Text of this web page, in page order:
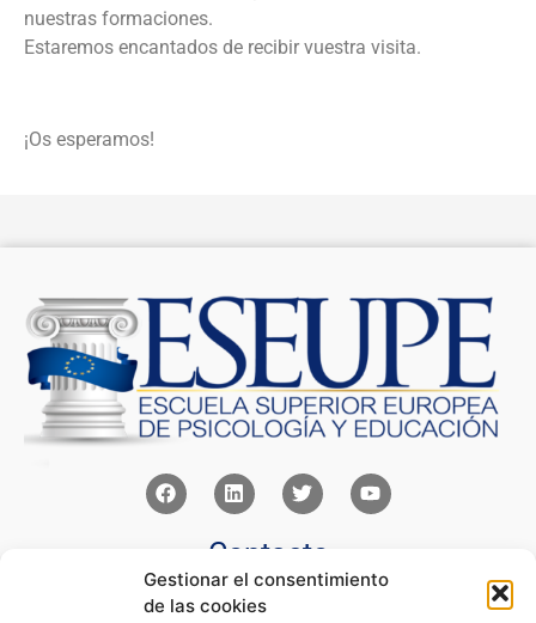
Gestionar el consentimiento
de las cookies
nuestras formaciones.
Estaremos encantados de recibir vuestra visita.
¡Os esperamos!
Contacto
Av Juan XXIII 15b Pozuelo de Alarcón – Madrid
+34 91 352 77 28